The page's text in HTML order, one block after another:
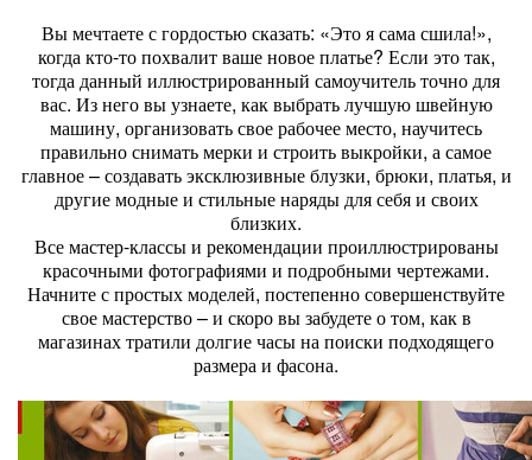
Вы мечтаете с гордостью сказать: «Это я сама сшила!»,
когда кто-то похвалит ваше новое платье? Если это так,
тогда данный иллюстрированный самоучитель точно для
вас. Из него вы узнаете, как выбрать лучшую швейную
машину, организовать свое рабочее место, научитесь
правильно снимать мерки и строить выкройки, а самое
главное – создавать эксклюзивные блузки, брюки, платья, и
другие модные и стильные наряды для себя и своих
близких.
Все мастер-классы и рекомендации проиллюстрированы
красочными фотографиями и подробными чертежами.
Начните с простых моделей, постепенно совершенствуйте
свое мастерство – и скоро вы забудете о том, как в
магазинах тратили долгие часы на поиски подходящего
размера и фасона.